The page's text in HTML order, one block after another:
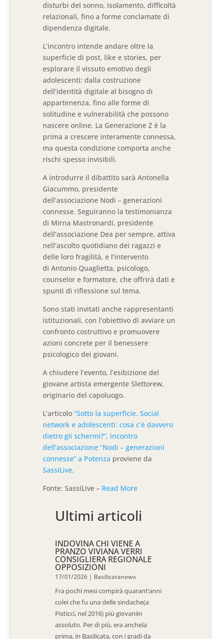
disturbi del sonno, isolamento, difficoltà
relazionali, fino a forme conclamate di
dipendenza digitale.
L’incontro intende andare oltre la
superficie di post, like e stories, per
esplorare il vissuto emotivo degli
adolescenti: dalla costruzione
dell’identità digitale al bisogno di
appartenenza, fino alle forme di
solitudine e vulnerabilità che possono
nascere online. La Generazione Z è la
prima a crescere interamente connessa,
ma questa condizione comporta anche
rischi spesso invisibili.
A introdurre il dibattito sarà Antonella
Giacummo, presidente
dell’associazione Nodi – generazioni
connesse. Seguiranno la testimonianza
di Mirna Mastronardi, presidente
dell’associazione Dea per sempre, attiva
nell’ascolto quotidiano dei ragazzi e
delle loro fragilità, e l’intervento
di Antonio Quaglietta, psicologo,
counselor e formatore, che offrirà dati e
spunti di riflessione sul tema.
Sono stati invitati anche rappresentanti
istituzionali, con l’obiettivo di avviare un
confronto costruttivo e promuovere
azioni concrete per il benessere
psicologico dei giovani.
A chiudere l’evento, l’esibizione del
giovane artista emergente Slettorew,
originario del capoluogo.
L’articolo“Sotto la superficie. Social
network e adolescenti: cosa c’è davvero
dietro gli schermi?”, incontro
dell’associazione “Nodi – generazioni
connesse” a Potenza proviene da
SassiLive.
Fonte: SassiLive – Read More
Ultimi articoli
INDOVINA CHI VIENE A
PRANZO VIVIANA VERRI
CONSIGLIERA REGIONALE
OPPOSIZIONI
17/01/2026 | Basilicatanews
Fra pochi mesi compirà quarant’anni
colei che fu una delle sindache(a
Pisticci, nel 2016) più giovaniin
assoluto. Per di più, era anchela
prima, in Basilicata, con i gradi da